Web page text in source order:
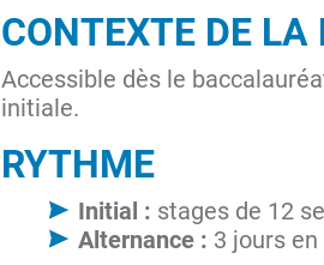
CONTEXTE DE LA
Accessible dès le
initiale.
RYTHME
Initial : stages de 12
Alternance : 3 jours en